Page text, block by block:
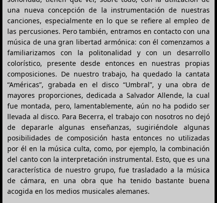
una nueva concepción de la instrumentación de nuestras
canciones, especialmente en lo que se refiere al empleo de
las percusiones. Pero también, entramos en contacto con una
música de una gran libertad armónica: con él comenzamos a
familiarizamos con la politonalidad y con un desarrollo
colorístico, presente desde entonces en nuestras propias
composiciones. De nuestro trabajo, ha quedado la cantata
“Américas”, grabada en el disco “Umbral”, y una obra de
mayores proporciones, dedicada a Salvador Allende, la cual
fue montada, pero, lamentablemente, aún no ha podido ser
llevada al disco. Para Becerra, el trabajo con nosotros no dejó
de depararle algunas enseñanzas, sugiriéndole algunas
posibilidades de composición hasta entonces no utilizadas
por él en la música culta, como, por ejemplo, la combinación
del canto con la interpretación instrumental. Esto, que es una
característica de nuestro grupo, fue trasladado a la música
de cámara, en una obra que ha tenido bastante buena
acogida en los medios musicales alemanes.